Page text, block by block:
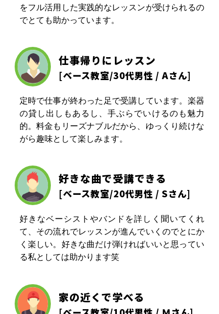
をフル活用した実践的なレッスンが受けられるの
でとても助かっています。
仕事帰りにレッスン
[ベース教室/30代男性 / Aさん]
定時で仕事が終わった足で受講しています。楽器
の貸し出しもあるし、手ぶらでいけるのも魅力
的。料金もリーズナブルだから、ゆっくり続けな
がら趣味として楽しみます。
好きな曲で受講できる
[ベース教室/20代男性 / Sさん]
好きなベーシストやバンドを詳しく聞いてくれ
て、その流れでレッスンが進んでいくのでとにか
く楽しい。好きな曲だけ弾ければいいと思ってい
る私としては助かります笑
家の近くで学べる